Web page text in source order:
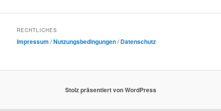
RECHTLICHES
Impressum /Nutzungsbedingungen/Datenschutz
Stolz präsentiert von WordPress